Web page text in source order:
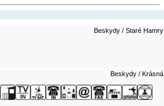
Beskydy / Staré Hamry
Beskydy / Krásná